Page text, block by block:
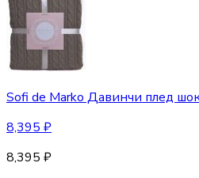
Sofi de Marko Давинчи плед
8,395 ₽
8,395 ₽